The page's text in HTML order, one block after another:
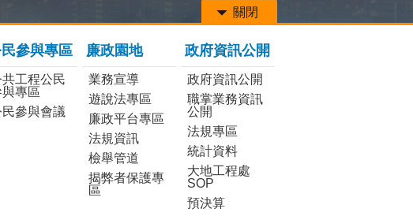
關閉
參與專區
共工程公民
專區
民參與會議
廉政園地
業務宣導
遊說法專區
廉政平台專區
法規資訊
檢舉管道
揭弊者保護專
區
政府資訊公開
政府資訊公開
職掌業務資訊
公開
法規專區
統計資料
大地工程處
SOP
預決算